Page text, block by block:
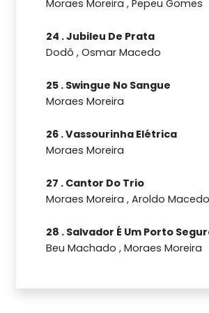
Moraes Moreira , Pepeu Gomes
24 . Jubileu De Prata
Dodô , Osmar Macedo
25 . Swingue No Sangue
Moraes Moreira
26 . Vassourinha Elétrica
Moraes Moreira
27 . Cantor Do Trio
Moraes Moreira , Aroldo
28 . Salvador É Um Porto
Beu Machado , Moraes Moreira